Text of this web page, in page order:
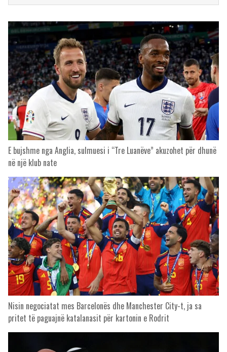
E bujshme nga Anglia, sulmuesi i “Tre Luanëve” akuzohet për dhunë
në një klub nate
Nisin negociatat mes Barcelonës dhe Manchester City-t, ja sa
pritet të paguajnë katalanasit për kartonin e Rodrit